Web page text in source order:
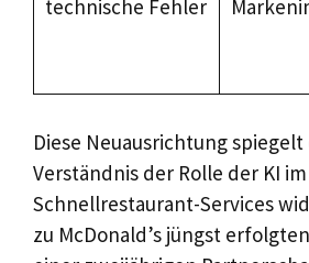
technische Fehler
Diese Neuausrichtung
Verständnis der Rolle der KI
Schnellrestaurant-Services
zu McDonald’s jüngst